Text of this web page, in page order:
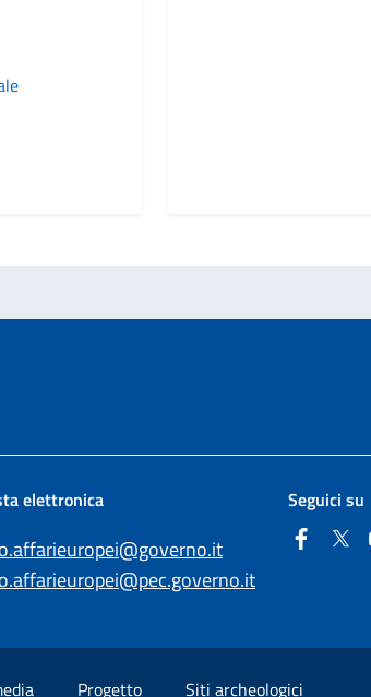
elettronica Seguici su
Progetto Siti archeologici